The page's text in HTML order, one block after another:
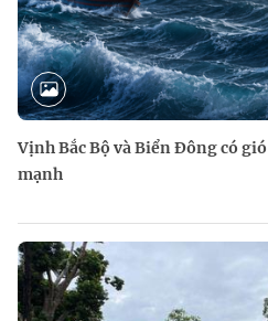
Vịnh Bắc Bộ và Biển Đông có
mạnh